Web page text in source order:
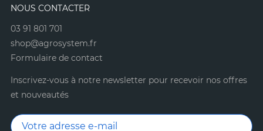
NOUS CONTACTER
03 91 801 701
shop@agrosystem.fr
Formulaire de contact
Inscrivez-vous à notre newsletter pour recevoir nos offres
et nouveautés